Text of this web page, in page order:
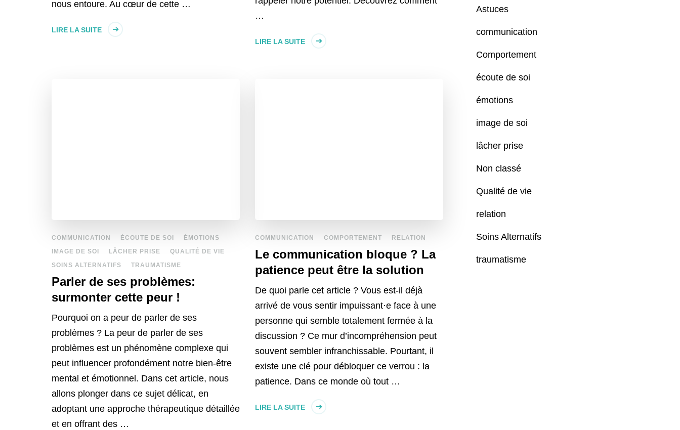
nous entoure. Au cœur de cette …
LIRE LA SUITE
…
LIRE LA SUITE
COMMUNICATION ÉCOUTE DE SOI
ÉMOTIONS
IMAGE DE SOI
LÂCHER PRISE
QUALITÉ DE VIE
SOINS ALTERNATIFS
TRAUMATISME
Parler de ses problèmes:
surmonter cette peur !
Pourquoi on a peur de parler de ses
problèmes ? La peur de parler de ses
problèmes est un phénomène complexe qui
peut influencer profondément notre bien-être
mental et émotionnel. Dans cet article, nous
allons plonger dans ce sujet délicat, en
adoptant une approche thérapeutique détaillée
et en offrant des …
COMMUNICATION COMPORTEMENT RELATION
Le communication bloque ? La
patience peut être la solution
De quoi parle cet article ? Vous est-il déjà
arrivé de vous sentir impuissant·e face à une
personne qui semble totalement fermée à la
discussion ? Ce mur d’incompréhension peut
souvent sembler infranchissable. Pourtant, il
existe une clé pour débloquer ce verrou : la
patience. Dans ce monde où tout …
LIRE LA SUITE
Astuces
communication
Comportement
écoute de soi
émotions
image de soi
lâcher prise
Non classé
Qualité de vie
relation
Soins Alternatifs
traumatisme